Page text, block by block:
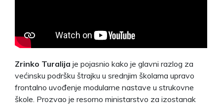
Zrinko Turalija je pojasnio kako je glavni razlog za
većinsku podršku štrajku u srednjim školama upravo
frontalno uvođenje modularne nastave u strukovne
škole. Prozvao je resorno ministarstvo za izostanak